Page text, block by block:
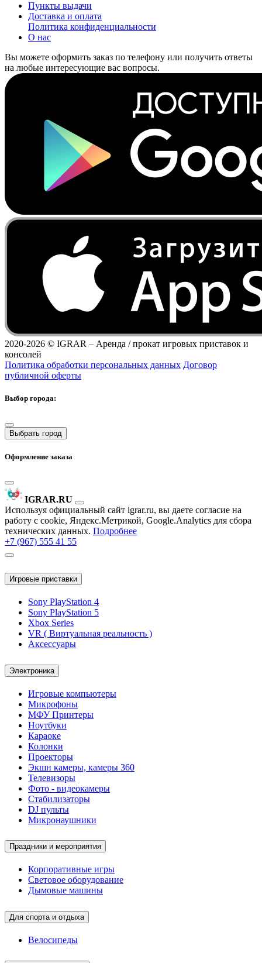
Пункты выдачи
Доставка и оплата
Политика конфиденциальности
О нас
Вы можете оформить заказ по телефону или получить ответы
на любые интересующие вас вопросы.
2020-2026 © IGRAR – Аренда / прокат игровых приставок и
консолей
Политика обработки персональных данных Договор
публичной оферты
Выбор города:
Выбрать город
Оформление заказа
IGRAR.RU
Используя официальный сайт igrar.ru, вы даете согласие на
работу с cookie, Яндекс.Метрикой, Google.Analytics для сбора
технических данных. Подробнее
+7 (967) 555 41 55
Игровые приставки
Sony PlayStation 4
Sony PlayStation 5
Xbox Series
VR ( Виртуальная реальность )
Аксессуары
Электроника
Игровые компьютеры
Микрофоны
МФУ Принтеры
Ноутбуки
Караоке
Колонки
Проекторы
Экшн камеры, камеры 360
Телевизоры
Фото - видеокамеры
Стабилизаторы
DJ пульты
Микронаушники
Праздники и мероприятия
Корпоративные игры
Световое оборудование
Дымовые машины
Для спорта и отдыха
Велосипеды